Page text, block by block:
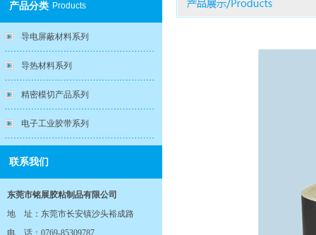
产品分类 Products
导电屏蔽材料系列
导热材料系列
精密模切产品系列
电子工业胶带系列
联系我们
东莞市铭展胶粘制品有限公司
地 址：东莞市长安镇沙头裕成路
电 话：0769-85309787